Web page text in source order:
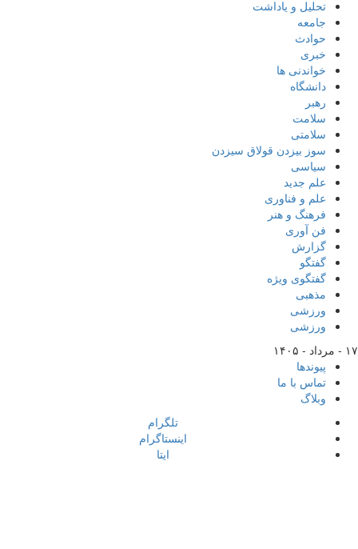
تحلیل و یاداشت
جامعه
حوادث
خبری
خواندنی ها
دانشگاه
رهبر
سلامت
سلامتی
سوز بیزدن قولاق سیزدن
سیاسی
علم جدید
علم و فناوری
فرهنگ و هنر
فن آوری
گزارش
گفتگو
گفتگوی ویژه
مذهبی
ورزشی
ورزشی
۱۷ - مرداد - ۱۴۰۵
پیوندها
تماس با ما
وبلاگ
تلگرام
اینستاگرام
ایتا